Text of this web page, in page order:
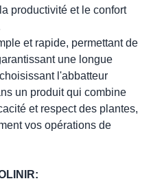
productivité et le confort
et rapide, permettant de
une longue
l'abbatteur
un produit qui combine
et respect des plantes,
vos opérations de